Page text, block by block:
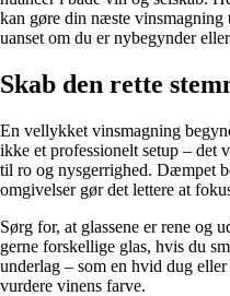
kan gøre din næste
uanset om du er nybegynder
Skab den rette
En vellykket vinsmagning
ikke et professionelt setup – det
til ro og nysgerrighed. Dæmpet
omgivelser gør det lettere at
Sørg for, at glassene er rene og
gerne forskellige glas, hvis du
underlag – som en hvid dug
vurdere vinens farve.